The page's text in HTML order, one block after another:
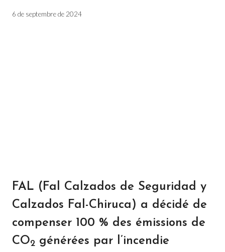
6 de septembre de 2024
FAL (Fal Calzados de Seguridad y
Calzados Fal-Chiruca) a décidé de
compenser 100 % des émissions de
CO2 générées par l’incendie